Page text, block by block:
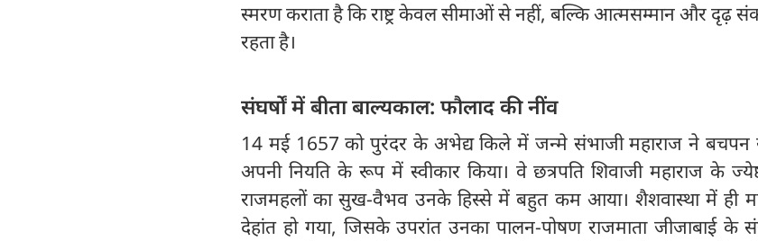
स्मरण कराता है कि राष्ट्र केवल सीमाओं से नहीं, बल्कि आत्मसम्मान और दृढ़
रहता है।
संघर्षों में बीता बाल्यकाल: फौलाद की नींव
14 मई 1657 को पुरंदर के अभेद्य किले में जन्मे संभाजी महाराज ने बचपन
अपनी नियति के रूप में स्वीकार किया। वे छत्रपति शिवाजी महाराज के
राजमहलों का सुख-वैभव उनके हिस्से में बहुत कम आया। शैशवास्था में ही
देहांत हो गया, जिसके उपरांत उनका पालन-पोषण राजमाता जीजाबाई के